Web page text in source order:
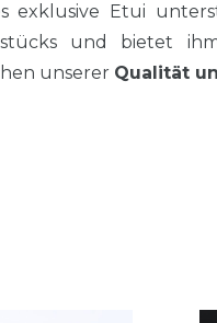
exklusive Etui
und bietet
unserer Qualität